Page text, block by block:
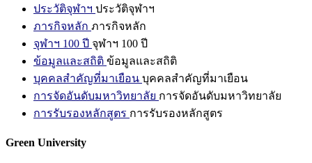
ประวัติจุฬาฯ ประวัติจุฬาฯ
ภารกิจหลัก ภารกิจหลัก
จุฬาฯ 100 ปี จุฬาฯ 100 ปี
ข้อมูลและสถิติ ข้อมูลและสถิติ
บุคคลสำคัญที่มาเยือน บุคคลสำคัญที่มาเยือน
การจัดอันดับมหาวิทยาลัย การจัดอันดับมหาวิทยาลัย
การรับรองหลักสูตร การรับรองหลักสูตร
Green University